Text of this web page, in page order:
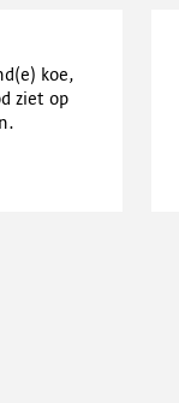
koe,
ziet op